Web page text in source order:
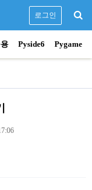
Pyside6 Pygame
로그인